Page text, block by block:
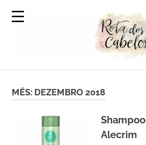
Rota
dos
Cabelos
Mundo
MÊS: DEZEMBRO 2018
Alecrim